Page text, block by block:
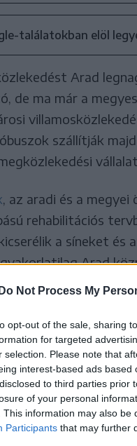
Do Not Process My
opt-out of the sale, sharing
for targeted
selection. Please note that
interest-based ads
to third parties prior
of your personal
This information may also
Participants that may further
találatokban elöl
Arad
de ma már a
szállítják
, az aradi és a
rehabilitációs
a síneket és
Arad
második felében
ezért
alá kerül a
a